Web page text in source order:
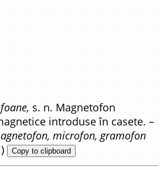
s. n. Magnetofon
introduse în casete. –
microfon, gramofon
) Copy to clipboard